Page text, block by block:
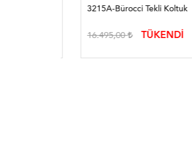
3215A-Bürocci Tekli Koltuk
16.495,00 TÜKENDİ